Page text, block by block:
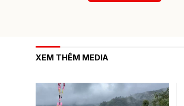
XEM THÊM MEDIA